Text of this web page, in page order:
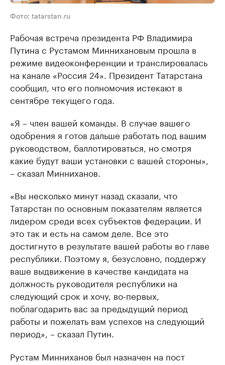
Фото: tatarstan.ru
Рабочая встреча президента РФ Владимира
Путина с Рустамом Миннихановым прошла в
режиме видеоконференции и транслировалась
на канале «Россия 24». Президент Татарстана
сообщил, что его полномочия истекают в
сентябре текущего года.
«Я – член вашей команды. В случае вашего
одобрения я готов дальше работать под вашим
руководством, баллотироваться, но смотря
какие будут ваши установки с вашей стороны»,
– сказал Минниханов.
«Вы несколько минут назад сказали, что
Татарстан по основным показателям является
лидером среди всех субъектов федерации. И
это так и есть на самом деле. Все это
достигнуто в результате вашей работы во главе
республики. Поэтому я, безусловно, поддержу
ваше выдвижение в качестве кандидата на
должность руководителя республики на
следующий срок и хочу, во-первых,
поблагодарить вас за предыдущий период
работы и пожелать вам успехов на следующий
период», – сказал Путин.
Рустам Минниханов был назначен на пост